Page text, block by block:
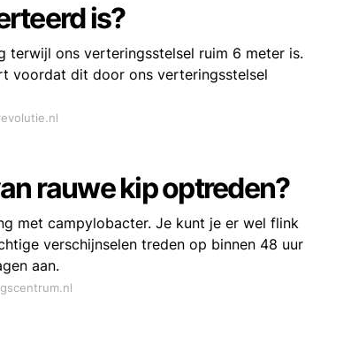
is?
terwijl ons verteringsstelsel ruim 6 meter is.
voordat dit door ons verteringsstelsel
rauwe kip optreden?
met campylobacter. Je kunt je er wel flink
verschijnselen treden op binnen 48 uur
aan.